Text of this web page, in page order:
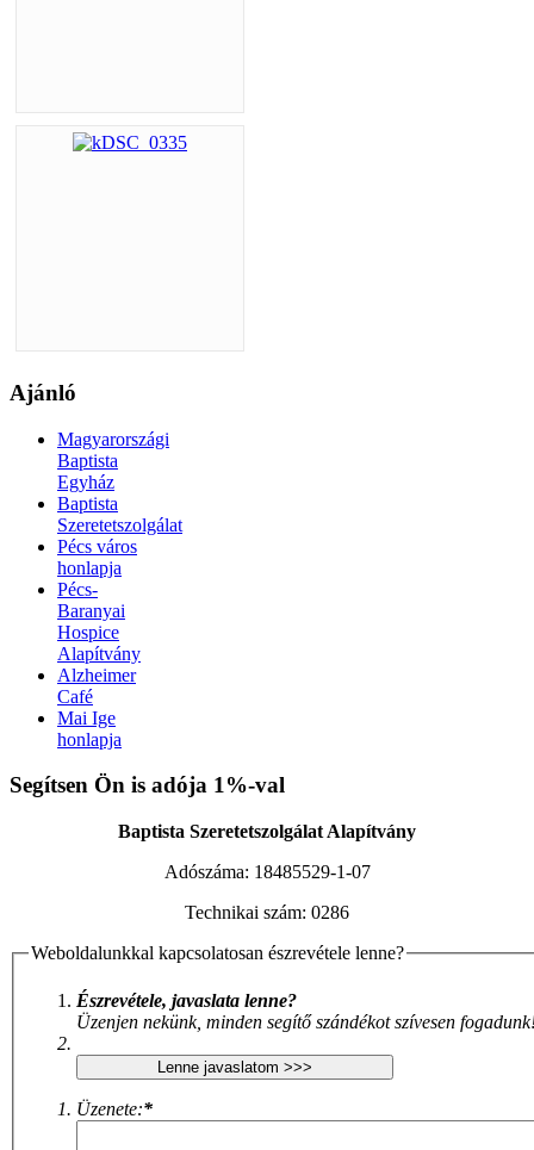
Ajánló
Magyarországi
Baptista
Egyház
Baptista
Szeretetszolgálat
Pécs város
honlapja
Pécs-
Baranyai
Hospice
Alapítvány
Alzheimer
Café
Mai Ige
honlapja
Xnxx افلام سكس عربي AV Subthai
XNXX ARAB
بنت محجبة سكس فيديو
Bf Sex
Segítsen Ön is adója 1%-val
Baptista Szeretetszolgálat Alapítvány
Adószáma: 18485529-1-07
Technikai szám: 0286
Weboldalunkkal kapcsolatosan észrevétele lenne?
Észrevétele, javaslata lenne?
Üzenjen nekünk, minden segítő szándékot szívesen
Üzenete:*